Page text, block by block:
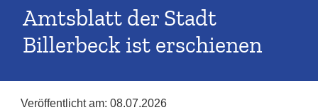
Amtsblatt der Stadt
Billerbeck ist erschienen
Veröffentlicht am: 08.07.2026